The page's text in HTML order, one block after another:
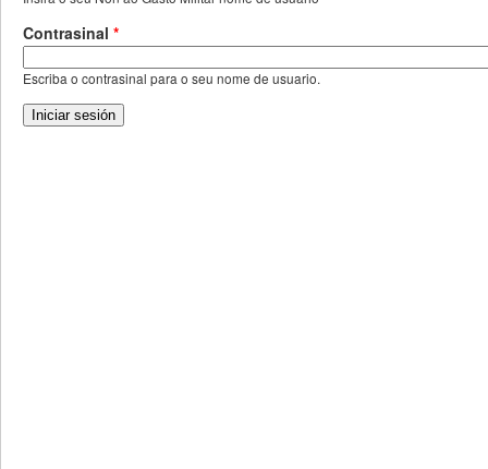
Contrasinal *
Escriba o contrasinal para o seu nome de usuario.